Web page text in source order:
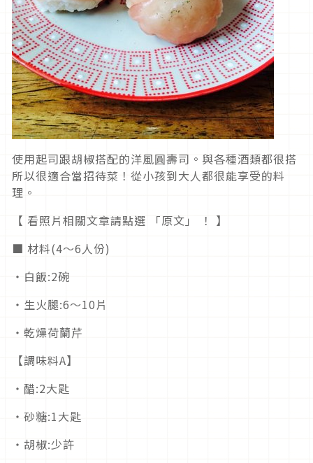
使用起司跟胡椒搭配的洋風圓壽司。與各種酒類都很搭
所以很適合當招待菜！從小孩到大人都很能享受的料
理。
【 看照片相關文章請點選 「原文」 ！ 】
■ 材料(4〜6人份)
・白飯:2碗
・生火腿:6〜10片
・乾燥荷蘭芹
【調味料A】
・醋:2大匙
・砂糖:1大匙
・胡椒:少許